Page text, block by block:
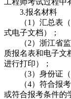
工程师考试过程中
3.报名材料
（1）汇总表（
式电子文档）；
（2）浙江省监
质报名表和电子文
进行打印）；
（3）身份证（
（4）符合报考
或符合报考条件的